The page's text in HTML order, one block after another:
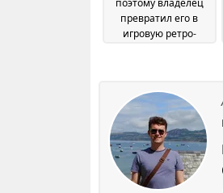
жидкостного
охлаждения и
производительностью
превратил его в
игровую ретро-